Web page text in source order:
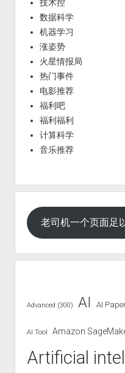
技术控
数据科学
机器学习
涨姿势
火星情报局
热门事件
电影推荐
福利吧
福利福利
计算科学
音乐推荐
老司机一个页面足
Advanced (300) AI AI
AI Tool Amazon
Artificial